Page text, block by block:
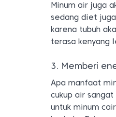
Minum air juga
sedang diet
karena tubuh
terasa kenyang
3. Memberi
Apa manfaat
cukup air
untuk minum